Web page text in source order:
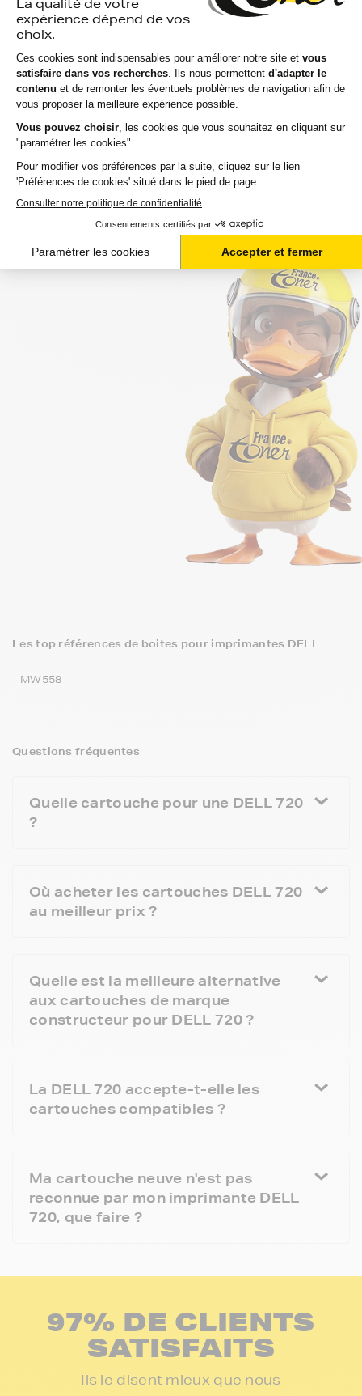
votre disposition si vous avez des
questions.
Nous sommes disponibles depuis votre espace client ou
directement par téléphone. N'hésitez pas à regarder nos
à la feuille imprimée.
Toutes nos livraisons sont suivies depuis notre entrepôt
à leur arrivée chez vous ou au point de retrait. Nous
assurons une livraison rapide, sachant que votre
commande est souvent attendue avec impatience.
Les top références de boites pour imprimantes DELL
MW558
Questions fréquentes
Quelle cartouche pour une DELL 720
?
Où acheter les cartouches DELL 720
au meilleur prix ?
Quelle est la meilleure alternative
aux cartouches de marque
constructeur pour DELL 720 ?
La DELL 720 accepte-t-elle les
cartouches compatibles ?
Ma cartouche neuve n'est pas
reconnue par mon imprimante DELL
720, que faire ?
97% DE CLIENTS
SATISFAITS
Ils le disent mieux que nous